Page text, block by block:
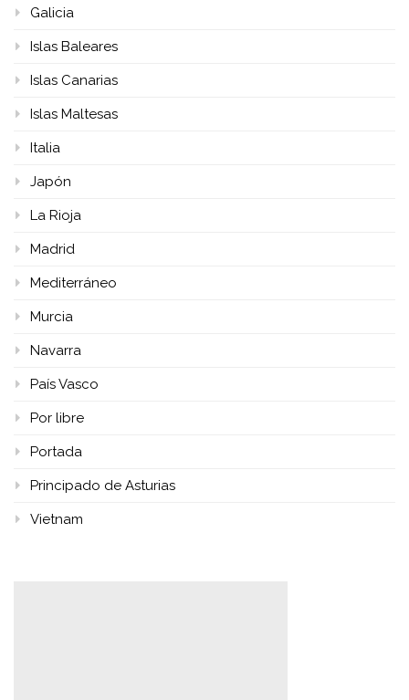
Galicia
Islas Baleares
Islas Canarias
Islas Maltesas
Italia
Japón
La Rioja
Madrid
Mediterráneo
Murcia
Navarra
País Vasco
Por libre
Portada
Principado de Asturias
Vietnam